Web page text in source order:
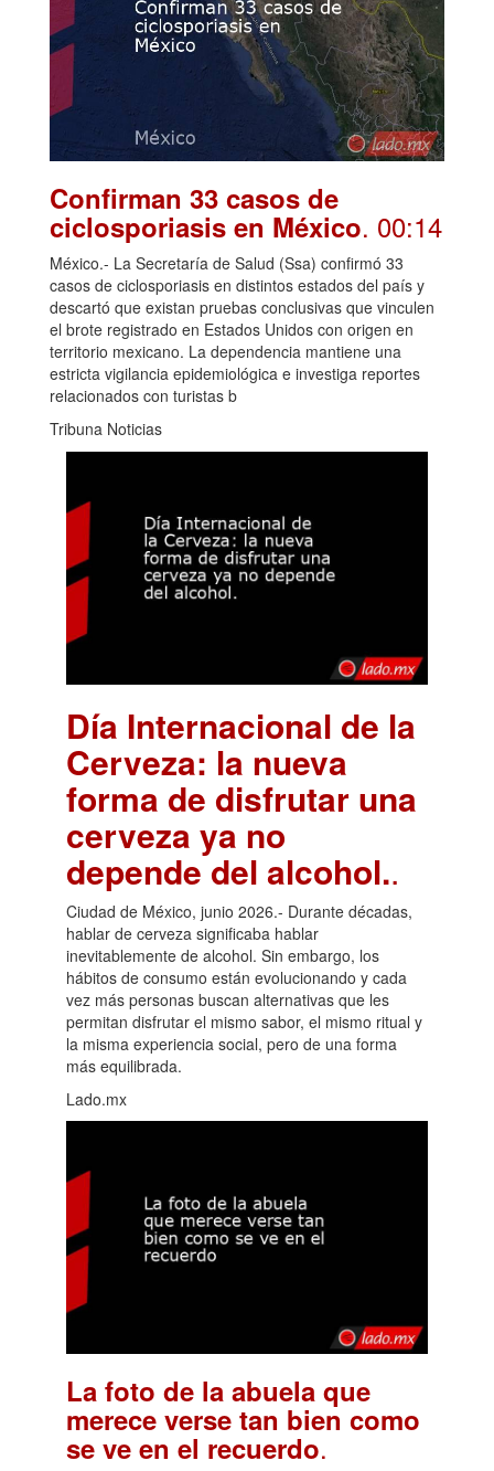
Confirman 33 casos de
ciclosporiasis en México. 00:14
México.- La Secretaría de Salud (Ssa) confirmó 33
casos de ciclosporiasis en distintos estados del país y
descartó que existan pruebas conclusivas que vinculen
el brote registrado en Estados Unidos con origen en
territorio mexicano. La dependencia mantiene una
estricta vigilancia epidemiológica e investiga reportes
relacionados con turistas b
Tribuna Noticias
Día Internacional de la
Cerveza: la nueva
forma de disfrutar una
cerveza ya no
depende del alcohol..
Ciudad de México, junio 2026.- Durante décadas,
hablar de cerveza significaba hablar
inevitablemente de alcohol. Sin embargo, los
hábitos de consumo están evolucionando y cada
vez más personas buscan alternativas que les
permitan disfrutar el mismo sabor, el mismo ritual y
la misma experiencia social, pero de una forma
más equilibrada.
Lado.mx
La foto de la abuela que
merece verse tan bien como
se ve en el recuerdo.